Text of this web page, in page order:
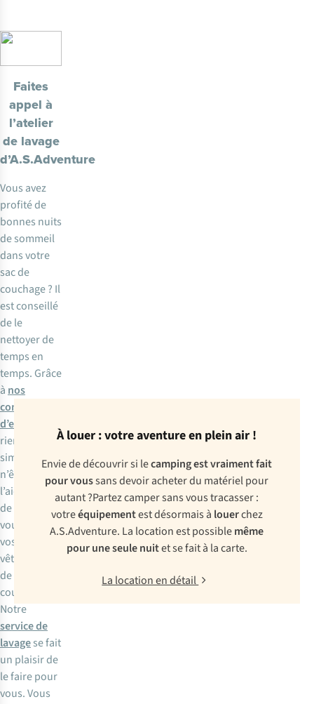
Faites
appel à
l’atelier
de lavage
d’A.S.Adventure
Vous avez
profité de
bonnes nuits
de sommeil
dans votre
sac de
couchage ? Il
est conseillé
de le
nettoyer de
temps en
temps. Grâce
à nos
conseils
d’entretien
rien de plus
simple. Vous
n’êtes pas à
l’aide à l’idée
de laver
vous-même
vos
vêtements
de sac de
couchage ?
Notre
service de
lavagese fait
un plaisir de
le faire pour
vous. Vous
À louer : votre aventure en plein air !
Envie de découvrir si lecamping est vraiment fait
pour voussans devoir acheter du matériel pour
autant ?Partez camper sans vous tracasser :
votreéquipementest désormais à louerchez
A.S.Adventure. La location est possiblemême
pour une seule nuitet se fait à la carte.
La location en détail